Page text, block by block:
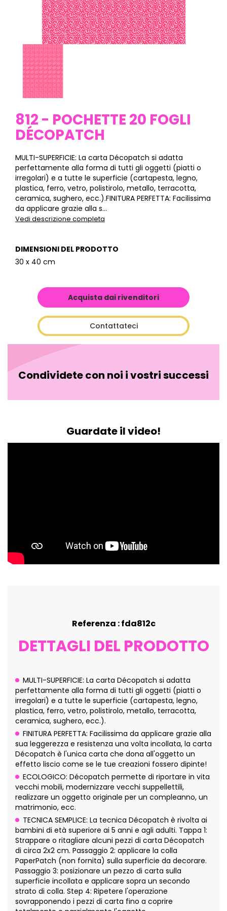
812 - POCHETTE 20 FOGLI
DÉCOPATCH
MULTI-SUPERFICIE: La carta Décopatch si adatta
perfettamente alla forma di tutti gli oggetti (piatti o
irregolari) e a tutte le superficie (cartapesta, legno,
plastica, ferro, vetro, polistirolo, metallo, terracotta,
ceramica, sughero, ecc.).FINITURA PERFETTA: Facilissima
da applicare grazie alla s...
Vedi descrizione completa
DIMENSIONI DEL PRODOTTO
30 x 40 cm
Acquista dai rivenditori
Contattateci
Condividete con noi i vostri successi
Guardate il video!
Referenza : fda812c
DETTAGLI DEL PRODOTTO
MULTI-SUPERFICIE: La carta Décopatch si adatta
perfettamente alla forma di tutti gli oggetti (piatti o
irregolari) e a tutte le superficie (cartapesta, legno,
plastica, ferro, vetro, polistirolo, metallo, terracotta,
ceramica, sughero, ecc.).
FINITURA PERFETTA: Facilissima da applicare grazie alla
sua leggerezza e resistenza una volta incollata, la carta
Décopatch è l'unica carta che dona all'oggetto un
effetto liscio come se le tue creazioni fossero dipinte!
ECOLOGICO: Décopatch permette di riportare in vita
vecchi mobili, modernizzare vecchi suppellettili,
realizzare un oggetto originale per un compleanno, un
matrimonio, ecc.
TECNICA SEMPLICE: La tecnica Décopatch è rivolta ai
bambini di età superiore ai 5 anni e agli adulti. Tappa 1:
Strappare o ritagliare alcuni pezzi di carta Décopatch
di circa 2x2 cm. Passaggio 2: applicare la colla
PaperPatch (non fornita) sulla superficie da decorare.
Passaggio 3: posizionare un pezzo di carta sulla
superficie incollata e applicare sopra un secondo
strato di colla. Step 4: Ripetere l'operazione
sovrapponendo i pezzi di carta fino a coprire